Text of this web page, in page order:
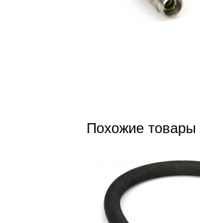
Похожие товары